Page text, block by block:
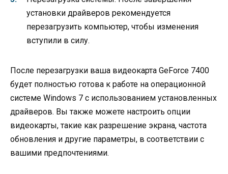
установки драйверов рекомендуется
перезагрузить компьютер, чтобы изменения
вступили в силу.
После перезагрузки ваша видеокарта GeForce 7400
будет полностью готова к работе на операционной
системе Windows 7 с использованием установленных
драйверов. Вы также можете настроить опции
видеокарты, такие как разрешение экрана, частота
обновления и другие параметры, в соответствии с
вашими предпочтениями.